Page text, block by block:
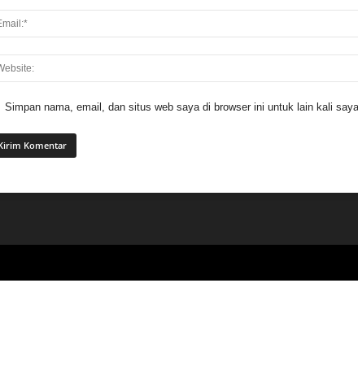
Simpan nama, email, dan situs web saya di browser ini untuk lain kali